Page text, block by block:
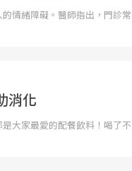
情緒障礙。醫師指出，門診常
消化
大家最愛的配餐飲料！喝了不